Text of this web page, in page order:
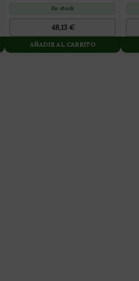
En stock
48,13 €
AÑADIR AL CARRITO